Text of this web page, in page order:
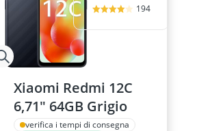
194
Xiaomi Redmi 12C
6,71" 64GB Grigio
verifica i tempi di consegna